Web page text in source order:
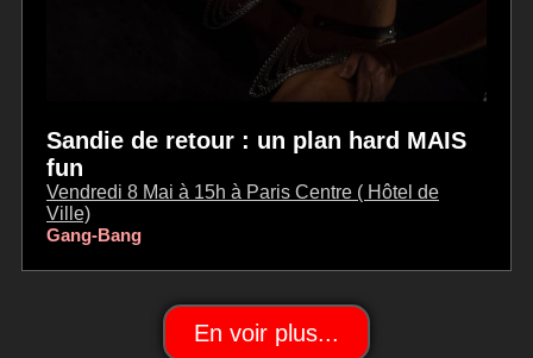
Sandie de retour : un plan hard MAIS
fun
Vendredi 8 Mai à 15h à Paris Centre ( Hôtel de
Ville)
Gang-Bang
En voir plus...